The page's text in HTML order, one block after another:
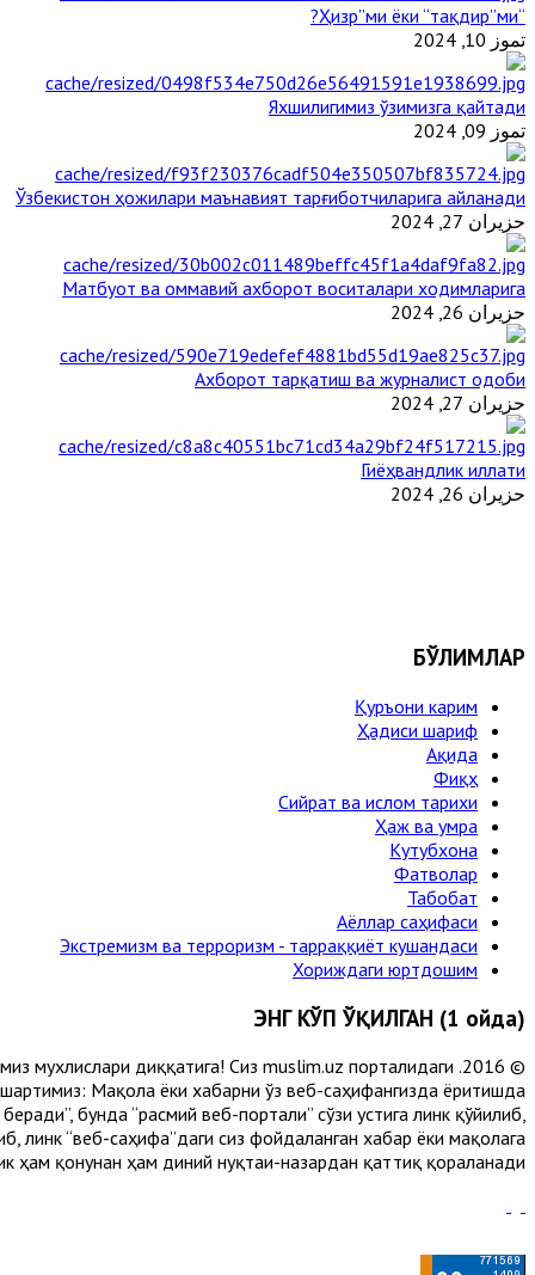
“Ҳизр”ми ёки “тақдир”ми?
تموز 10, 2024
Яхшилигимиз ўзимизга қайтади
تموز 09, 2024
Ўзбекистон ҳожилари маънавият тарғиботчиларига айланади
حزيران 27, 2024
Матбуот ва оммавий ахборот воситалари ходимларига
حزيران 26, 2024
Ахборот тарқатиш ва журналист одоби
حزيران 27, 2024
Гиёҳвандлик иллати
حزيران 26, 2024
БЎЛИМЛАР
Қуръони карим
Ҳадиси шариф
Ақида
Фиқҳ
Сийрат ва ислом тарихи
Ҳаж ва умра
Кутубхона
Фатволар
Табобат
Аёллар саҳифаси
Экстремизм ва терроризм - тарраққиёт кушандаси
Хориждаги юртдошим
ЭНГ КЎП ЎҚИЛГАН (1 ойда)
мухлислари диққатига! Сиз muslim.uz порталидаги
Мақола ёки хабарни ўз веб-саҳифангизда ёритишда
бунда “расмий веб-портали” сўзи устига линк қўйилиб,
линк “веб-саҳифа”даги сиз фойдаланган хабар ёки мақолага
ҳам қонунан ҳам диний нуқтаи-назардан қаттиқ қораланади.